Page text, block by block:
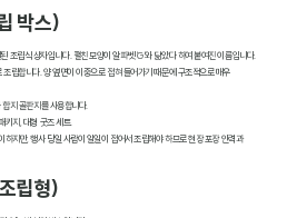
박스)
조립식 상자입니다. 펼친 모양이 알파벳 'G'와 닮았다 하여 붙여진 이름입니다.
립합니다. 양 옆면이 이중으로 접혀 들어가기 때문에 구조적으로 매우
지 골판지를 사용합니다.
키지, 대형 굿즈 세트.
하지만, 행사 당일 사람이 일일이 접어서 조립해야 하므로 현장 포장 인력과
립형)